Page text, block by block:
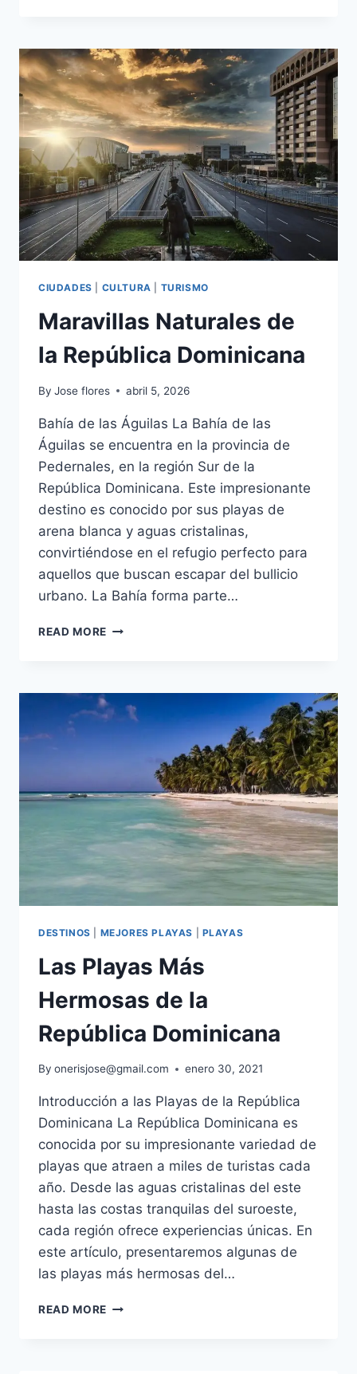
BANÍ,
REPÚBLICA
DOMINICANA
CIUDADES CULTURA TURISMO
Maravillas Naturales de
la República Dominicana
By Jose flores abril 5, 2026
Bahía de las Águilas La Bahía de las
Águilas se encuentra en la provincia de
Pedernales, en la región Sur de la
República Dominicana. Este impresionante
destino es conocido por sus playas de
arena blanca y aguas cristalinas,
convirtiéndose en el refugio perfecto para
aquellos que buscan escapar del bullicio
urbano. La Bahía forma parte…
READ MORE MARAVILLAS
REPÚBLICA
DOMINICANA
DESTINOS MEJORES PLAYAS PLAYAS
Las Playas Más
Hermosas de la
República Dominicana
By onerisjose@gmail.com enero 30, 2021
Introducción a las Playas de la República
Dominicana La República Dominicana es
conocida por su impresionante variedad de
playas que atraen a miles de turistas cada
año. Desde las aguas cristalinas del este
hasta las costas tranquilas del suroeste,
cada región ofrece experiencias únicas. En
este artículo, presentaremos algunas de
las playas más hermosas del…
READ MORE LAS